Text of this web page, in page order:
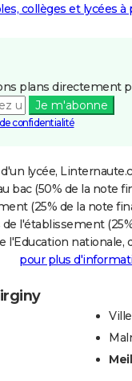
collèges et lycées
plans directement
Je m'abonne
confidentialité
lycée,
bac (50% de la note
(25% de la note
l'établissement
nationale,
pour plus